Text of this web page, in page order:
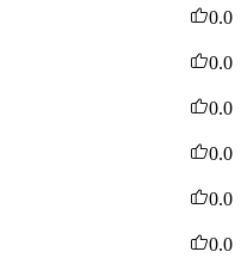
0.0
0.0
0.0
0.0
0.0
0.0